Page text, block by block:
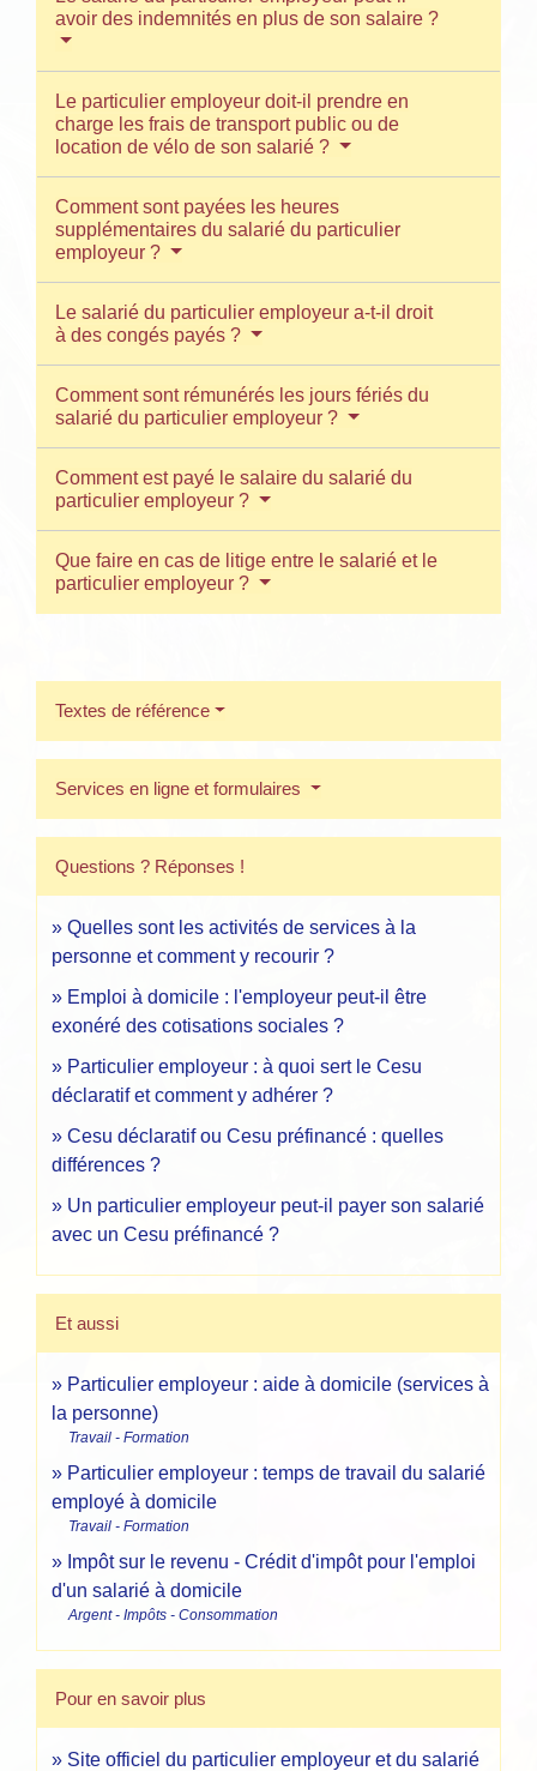
avoir des indemnités en plus de son salaire ?
Le particulier employeur doit-il prendre en
charge les frais de transport public ou de
location de vélo de son salarié ?
Comment sont payées les heures
supplémentaires du salarié du particulier
employeur ?
Le salarié du particulier employeur a-t-il droit
à des congés payés ?
Comment sont rémunérés les jours fériés du
salarié du particulier employeur ?
Comment est payé le salaire du salarié du
particulier employeur ?
Que faire en cas de litige entre le salarié et le
particulier employeur ?
Textes de référence
Services en ligne et formulaires
Questions ? Réponses !
Quelles sont les activités de services à la
personne et comment y recourir ?
Emploi à domicile : l'employeur peut-il être
exonéré des cotisations sociales ?
Particulier employeur : à quoi sert le Cesu
déclaratif et comment y adhérer ?
Cesu déclaratif ou Cesu préfinancé : quelles
différences ?
Un particulier employeur peut-il payer son salarié
avec un Cesu préfinancé ?
Et aussi
Particulier employeur : aide à domicile (services à
la personne)
Travail - Formation
Particulier employeur : temps de travail du salarié
employé à domicile
Travail - Formation
Impôt sur le revenu - Crédit d'impôt pour l'emploi
d'un salarié à domicile
Argent - Impôts - Consommation
Pour en savoir plus
Site officiel du particulier employeur et du salarié